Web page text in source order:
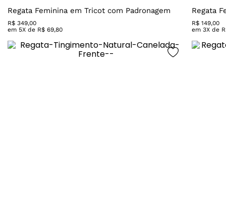
Regata Feminina em Tricot com Padronagem
R$ 349,00
em 5X de R$ 69,80
Regata
R$ 149,00
em 3X de